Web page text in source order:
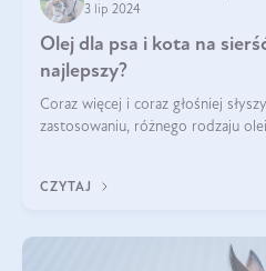
3 lip 2024
Olej dla psa i kota na
najlepszy?
Coraz więcej i coraz głośniej
zastosowaniu, różnego rodzaju
CZYTAJ